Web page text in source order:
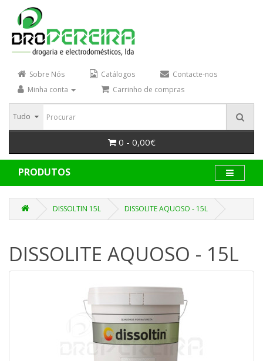
Sobre Nós Catálogos
Contacte-nos
Minha conta
Carrinho de compras
Tudo
0 - 0,00€
PRODUTOS
DISSOLTIN 15L DISSOLITE AQUOSO - 15L
DISSOLITE AQUOSO - 15L